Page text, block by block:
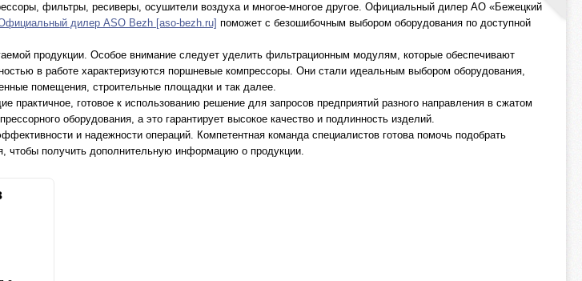
фильтры, ресиверы, осушители воздуха и многое-многое другое. Официальный дилер АО «Бежецкий
дилер ASO Bezh [aso-bezh.ru] поможет с безошибочным выбором оборудования по доступной
продукции. Особое внимание следует уделить фильтрационным модулям, которые обеспечивают
в работе характеризуются поршневые компрессоры. Они стали идеальным выбором оборудования,
помещения, строительные площадки и так далее.
готовое к использованию решение для запросов предприятий разного направления в сжатом
оборудования, а это гарантирует высокое качество и подлинность изделий.
и надежности операций. Компетентная команда специалистов готова помочь подобрать
получить дополнительную информацию о продукции.